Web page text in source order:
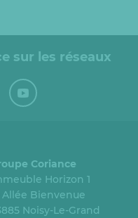
sur les réseaux
Coriance
Horizon 1
Allée Bienvenue
Noisy-Le-Grand